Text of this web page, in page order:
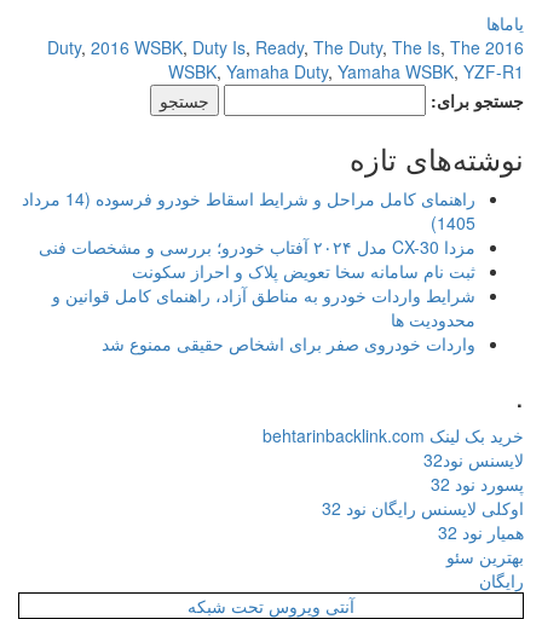
یاماها
2016 Duty
,2016 WSBK,Duty Is,Ready,The Duty,The Is,The
WSBK,Yamaha Duty,Yamaha WSBK,YZF-R1
جستجو برای:
نوشته‌های تازه
راهنمای کامل مراحل و شرایط اسقاط خودرو فرسوده (14 مرداد
1405)
مزدا CX-30 مدل ۲۰۲۴ آفتاب خودرو؛ بررسی و مشخصات فنی
ثبت نام سامانه سخا تعویض پلاک و احراز سکونت
شرایط واردات خودرو به مناطق آزاد، راهنمای کامل قوانین و
محدودیت ها
واردات خودروی صفر برای اشخاص حقیقی ممنوع شد
خرید بک لینک behtarinbacklink.com
لایسنس نود32
پسورد نود 32
اوکلی لایسنس رایگان نود 32
همیار نود 32
بهترین سئو
رایگان
آنتی ویروس تحت شبکه